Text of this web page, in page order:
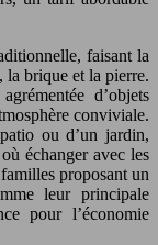
faisant la
la brique et la pierre.
d’objets
conviviale.
ou d’un jardin,
échanger avec les
proposant un
leur principale
pour l’économie